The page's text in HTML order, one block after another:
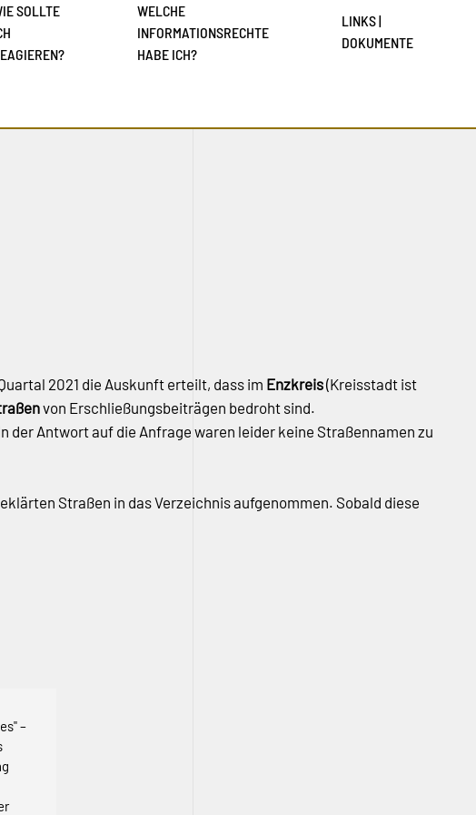
–
SOLLTE
WELCHE
INFORMATIONSRECHTE
HABE ICH?
LINKS |
DOKUMENTE
2021 die Auskunft erteilt, dass im Enzkreis(Kreisstadt ist
von Erschließungsbeiträgen bedroht sind.
der Antwort auf die Anfrage waren leider keine Straßennamen zu
Straßen in das Verzeichnis aufgenommen. Sobald diese